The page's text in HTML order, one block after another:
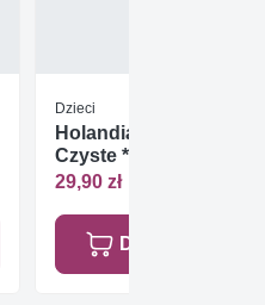
Dzieci
Holandia 2014 Mi bl
Czyste **
29,90 zł
Dodaj do